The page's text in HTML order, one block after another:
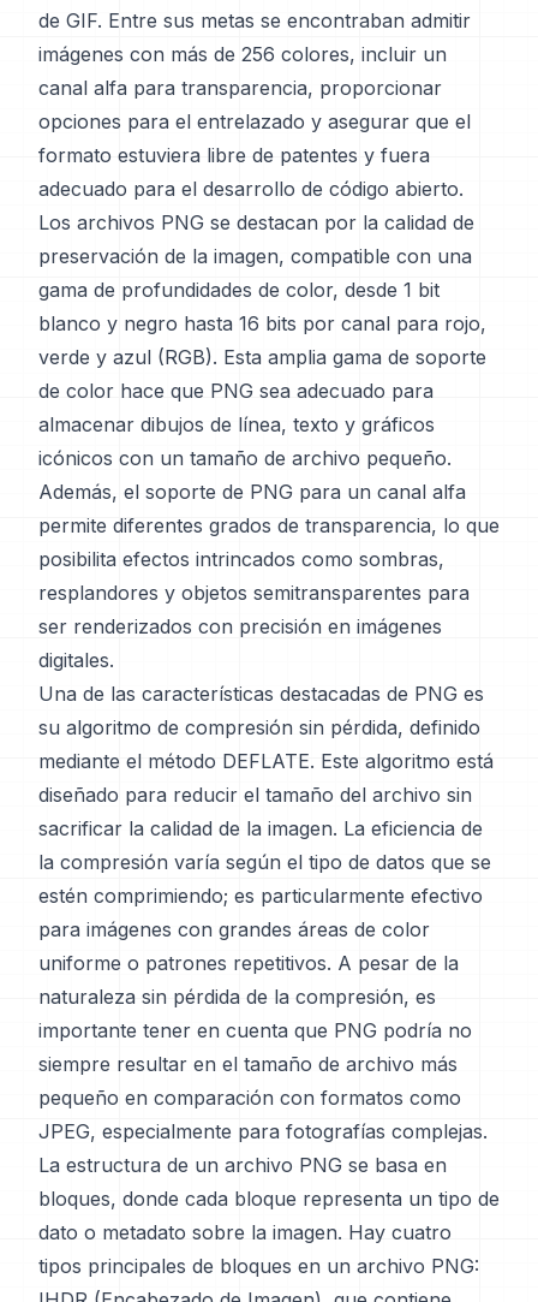
de GIF. Entre sus metas se encontraban admitir
imágenes con más de 256 colores, incluir un
canal alfa para transparencia, proporcionar
opciones para el entrelazado y asegurar que el
formato estuviera libre de patentes y fuera
adecuado para el desarrollo de código abierto.
Los archivos PNG se destacan por la calidad de
preservación de la imagen, compatible con una
gama de profundidades de color, desde 1 bit
blanco y negro hasta 16 bits por canal para rojo,
verde y azul (RGB). Esta amplia gama de soporte
de color hace que PNG sea adecuado para
almacenar dibujos de línea, texto y gráficos
icónicos con un tamaño de archivo pequeño.
Además, el soporte de PNG para un canal alfa
permite diferentes grados de transparencia, lo que
posibilita efectos intrincados como sombras,
resplandores y objetos semitransparentes para
ser renderizados con precisión en imágenes
digitales.
Una de las características destacadas de PNG es
su algoritmo de compresión sin pérdida, definido
mediante el método DEFLATE. Este algoritmo está
diseñado para reducir el tamaño del archivo sin
sacrificar la calidad de la imagen. La eficiencia de
la compresión varía según el tipo de datos que se
estén comprimiendo; es particularmente efectivo
para imágenes con grandes áreas de color
uniforme o patrones repetitivos. A pesar de la
naturaleza sin pérdida de la compresión, es
importante tener en cuenta que PNG podría no
siempre resultar en el tamaño de archivo más
pequeño en comparación con formatos como
JPEG, especialmente para fotografías complejas.
La estructura de un archivo PNG se basa en
bloques, donde cada bloque representa un tipo de
dato o metadato sobre la imagen. Hay cuatro
tipos principales de bloques en un archivo PNG: